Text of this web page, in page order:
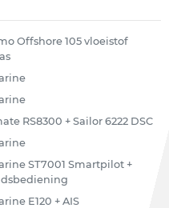
Offshore 105 vloeistof
RS8300 + Sailor 6222 DSC
ST7001 Smartpilot +
E120 + AIS